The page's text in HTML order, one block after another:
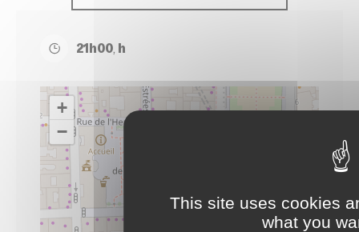
21h00 h
+
−
This site uses cookies
what you